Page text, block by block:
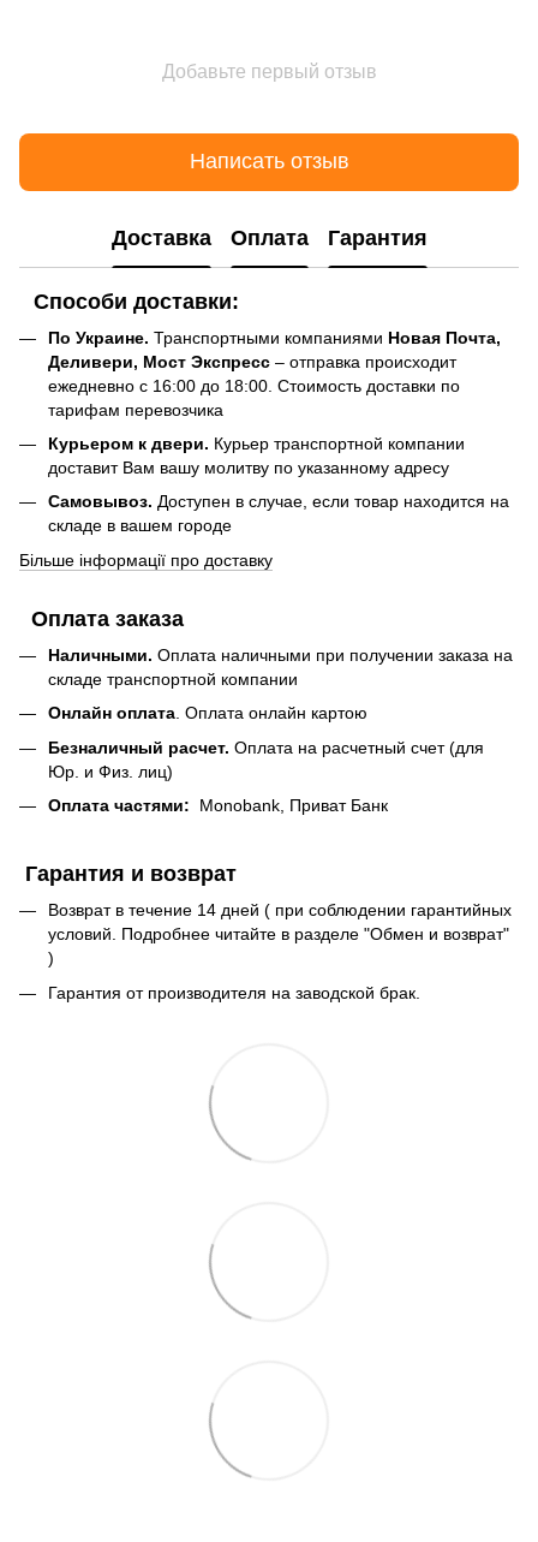
Добавьте первый отзыв
Написать отзыв
Доставка Оплата Гарантия
Способи доставки:
По Украине. Транспортными компаниями Новая Почта,
Деливери, Мост Экспресс – отправка происходит
ежедневно с 16:00 до 18:00. Стоимость доставки по
тарифам перевозчика
Курьером к двери. Курьер транспортной компании
доставит Вам вашу молитву по указанному адресу
Самовывоз. Доступен в случае, если товар находится на
складе в вашем городе
Більше інформації про доставку
Оплата заказа
Наличными. Оплата наличными при получении заказа на
складе транспортной компании
Онлайн оплата . Оплата онлайн картою
Безналичный расчет. Оплата на расчетный счет (для
Юр. и Физ. лиц)
Оплата частями: Monobank, Приват Банк
Гарантия и возврат
Возврат в течение 14 дней ( при соблюдении гарантийных
условий. Подробнее читайте в разделе "Обмен и возврат"
)
Гарантия от производителя на заводской брак.